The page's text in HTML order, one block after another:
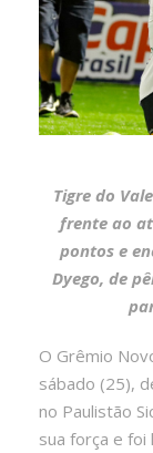
Tigre do
frente ao
pontos e
Dyego, de
O Grêmio
sábado (25),
no Paulistão
sua força e foi